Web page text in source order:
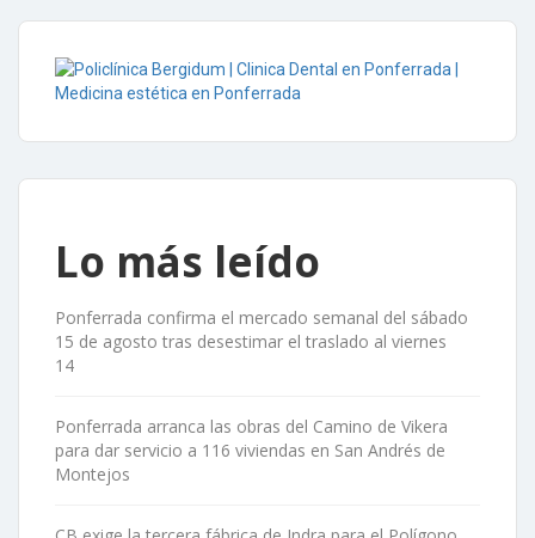
Lo más leído
Ponferrada confirma el mercado semanal del sábado
15 de agosto tras desestimar el traslado al viernes
14
Ponferrada arranca las obras del Camino de Vikera
para dar servicio a 116 viviendas en San Andrés de
Montejos